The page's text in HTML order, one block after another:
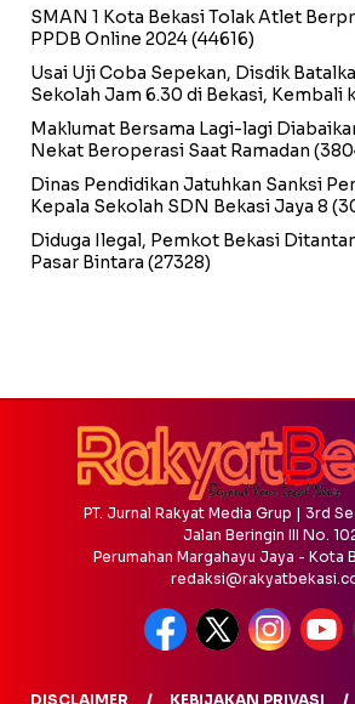
SMAN 1 Kota Bekasi Tolak Atlet
PPDB Online 2024(44616)
Usai Uji Coba Sepekan, Disdik
Sekolah Jam 6.30 di Bekasi, Kembali
Maklumat Bersama Lagi-lagi
Nekat Beroperasi Saat Ramadan
Dinas Pendidikan Jatuhkan Sanksi
Kepala Sekolah SDN Bekasi Jaya 8
Diduga Ilegal, Pemkot Bekasi
Pasar Bintara (27328)
PT. Jurnal Rakyat Media Grup | 3rd
Jalan Beringin III No.
Perumahan Margahayu Jaya - Kota
DISCLAIMER KEBIJAKAN PRIVASI